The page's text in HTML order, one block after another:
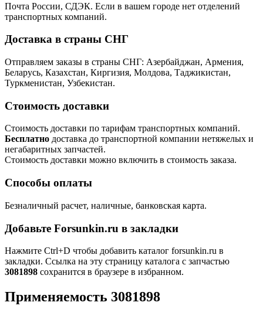
Почта России, СДЭК. Если в вашем городе нет отделений
транспортных компаний.
Доставка в страны СНГ
Отправляем заказы в страны СНГ: Азербайджан, Армения,
Беларусь, Казахстан, Киргизия, Молдова, Таджикистан,
Туркменистан, Узбекистан.
Стоимость доставки
Стоимость доставки по тарифам транспортных компаний.
Бесплатно доставка до транспортной компании нетяжелых и
негабаритных запчастей.
Стоимость доставки можно включить в стоимость заказа.
Способы оплаты
Безналичный расчет, наличные, банковская карта.
Добавьте Forsunkin.ru в закладки
Нажмите Ctrl+D чтобы добавить каталог forsunkin.ru в
закладки. Ссылка на эту страницу каталога с запчастью
3081898 сохранится в браузере в избранном.
Применяемость 3081898